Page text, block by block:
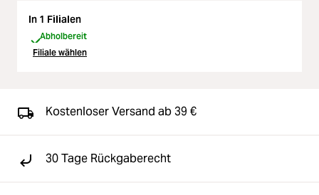
In 1 Filialen
Abholbereit
Filiale wählen
Kostenloser Versand ab 39 €
30 Tage Rückgaberecht